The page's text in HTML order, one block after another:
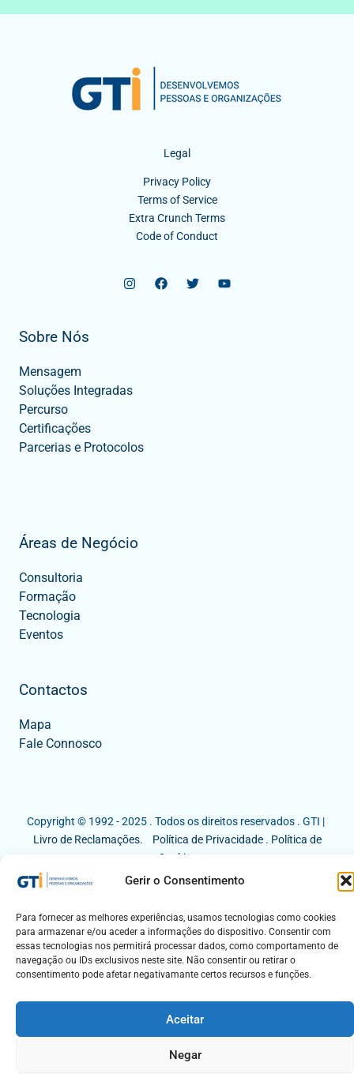
Gerir o Consentimento
Para fornecer as melhores experiências, usamos tecnologias como cookies
para armazenar e/ou aceder a informações do dispositivo. Consentir com
essas tecnologias nos permitirá processar dados, como comportamento de
navegação ou IDs exclusivos neste site. Não consentir ou retirar o
consentimento pode afetar negativamante certos recursos e funções.
Aceitar
Negar
Legal
Privacy Policy
Terms of Service
Extra Crunch Terms
Code of Conduct
Sobre Nós
Mensagem
Soluções Integradas
Percurso
Certificações
Parcerias e Protocolos
Áreas de Negócio
Consultoria
Formação
Tecnologia
Eventos
Contactos
Mapa
Fale Connosco
Copyright © 1992 - 2025 . Todos os direitos reservados . GTI |
Livro de Reclamações.
Política de Privacidade. Política de
Cookies